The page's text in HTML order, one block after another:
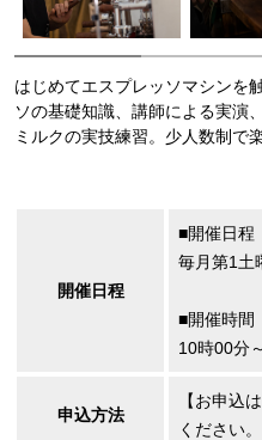
はじめてエスプレッソマシンを
ソの基礎知識、講師による実演
ミルクの実技練習。少人数制で
開催日程
■開催日程
毎月第1土
■開催時間
10時00分
申込方法
【お申込
ください。